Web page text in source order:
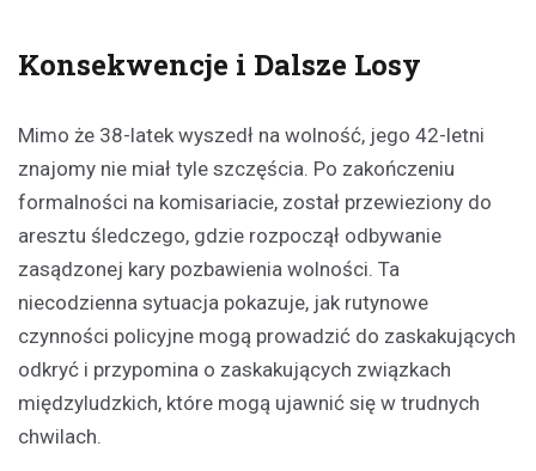
Konsekwencje i Dalsze Losy
Mimo że 38-latek wyszedł na wolność, jego 42-letni
znajomy nie miał tyle szczęścia. Po zakończeniu
formalności na komisariacie, został przewieziony do
aresztu śledczego, gdzie rozpoczął odbywanie
zasądzonej kary pozbawienia wolności. Ta
niecodzienna sytuacja pokazuje, jak rutynowe
czynności policyjne mogą prowadzić do zaskakujących
odkryć i przypomina o zaskakujących związkach
międzyludzkich, które mogą ujawnić się w trudnych
chwilach.